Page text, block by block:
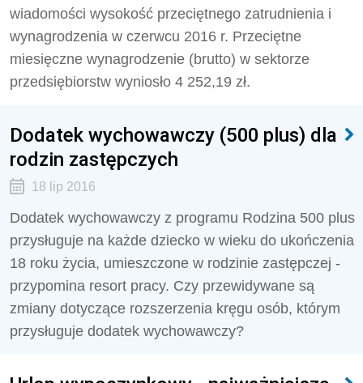
wiadomości wysokość przeciętnego zatrudnienia i
wynagrodzenia w czerwcu 2016 r. Przeciętne
miesięczne wynagrodzenie (brutto) w sektorze
przedsiębiorstw wyniosło 4 252,19 zł.
Dodatek wychowawczy (500 plus) dla
rodzin zastępczych
18 lip 2016
Dodatek wychowawczy z programu Rodzina 500 plus
przysługuje na każde dziecko w wieku do ukończenia
18 roku życia, umieszczone w rodzinie zastępczej -
przypomina resort pracy. Czy przewidywane są
zmiany dotyczące rozszerzenia kręgu osób, którym
przysługuje dodatek wychowawczy?